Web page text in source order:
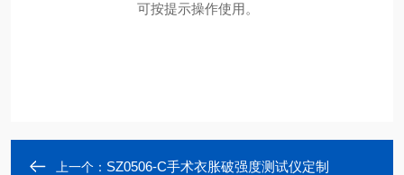
可按提示操作使用。
上一个： SZ0506-C手术衣胀破强度测试仪定制